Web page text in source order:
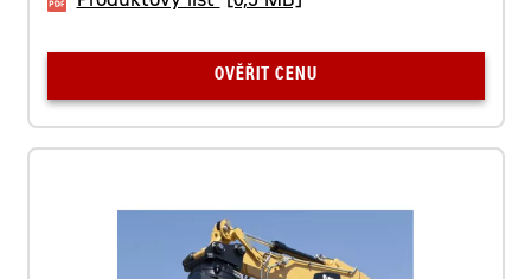
OVĚŘIT CENU